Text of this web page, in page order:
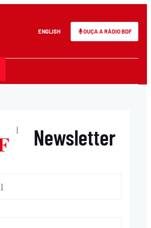
ENGLISH OUÇA A RÁDIO BDF
| Newsletter